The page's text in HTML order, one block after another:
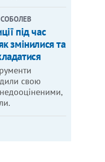
під час
змінилися та
свою
недооціненими,